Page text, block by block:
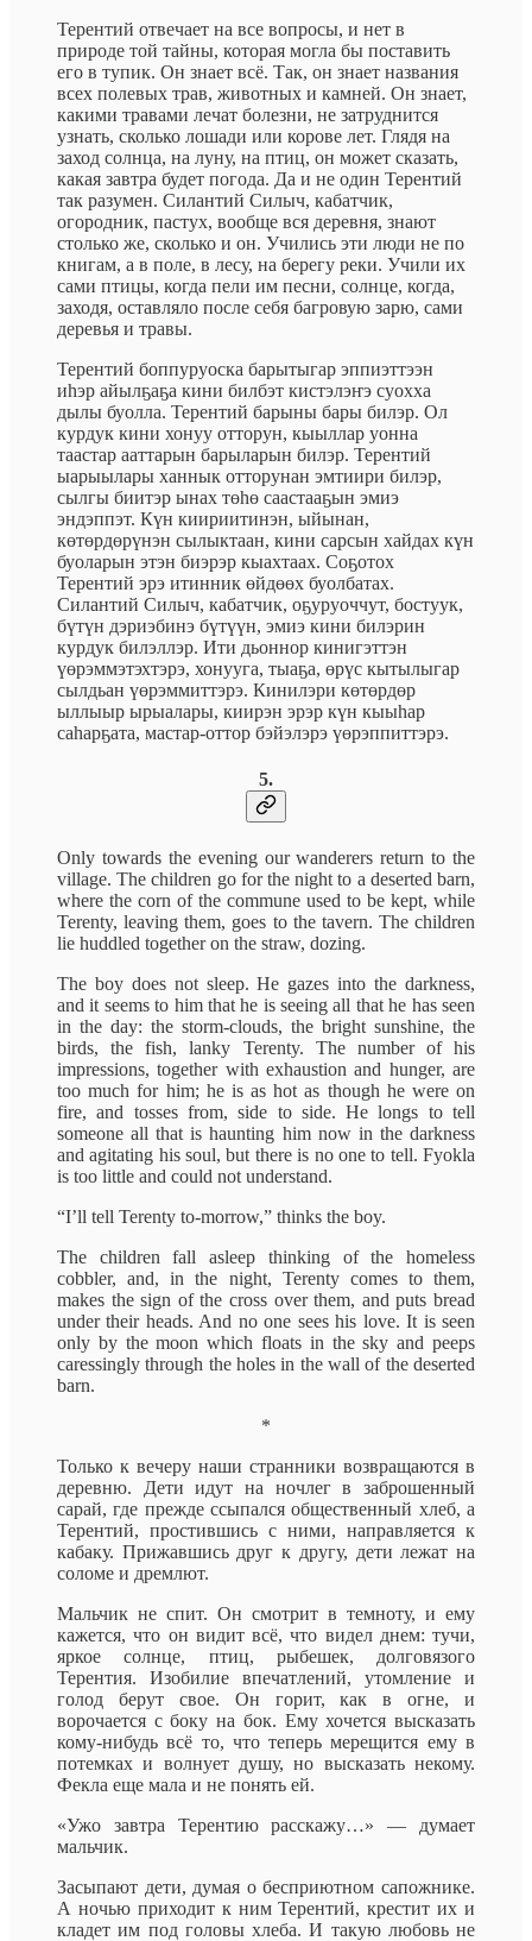
Терентий отвечает на все вопросы, и нет в
природе той тайны, которая могла бы поставить
его в тупик. Он знает всё. Так, он знает названия
всех полевых трав, животных и камней. Он знает,
какими травами лечат болезни, не затруднится
узнать, сколько лошади или корове лет. Глядя на
заход солнца, на луну, на птиц, он может сказать,
какая завтра будет погода. Да и не один Терентий
так разумен. Силантий Силыч, кабатчик,
огородник, пастух, вообще вся деревня, знают
столько же, сколько и он. Учились эти люди не по
книгам, а в поле, в лесу, на берегу реки. Учили их
сами птицы, когда пели им песни, солнце, когда,
заходя, оставляло после себя багровую зарю, сами
деревья и травы.
Терентий боппуруоска барытыгар эппиэттээн
иһэр айылҕаҕа кини билбэт кистэлэҥэ суохха
дылы буолла. Терентий барыны бары билэр. Ол
курдук кини хонуу отторун, кыыллар уонна
таастар ааттарын барыларын билэр. Терентий
ыарыылары ханнык отторунан эмтиири билэр,
сылгы биитэр ынах төһө саастааҕын эмиэ
эндэппэт. Күн киириитинэн, ыйынан,
көтөрдөрүнэн сылыктаан, кини сарсын хайдах күн
буоларын этэн биэрэр кыахтаах. Соҕотох
Терентий эрэ итинник өйдөөх буолбатах.
Силантий Силыч, кабатчик, оҕуруоччут, бостуук,
бүтүн дэриэбинэ бүтүүн, эмиэ кини билэрин
курдук билэллэр. Ити дьоннор кинигэттэн
үөрэммэтэхтэрэ, хонууга, тыаҕа, өрүс кытылыгар
сылдьан үөрэммиттэрэ. Кинилэри көтөрдөр
ыллыыр ырыалары, киирэн эрэр күн кыыһар
саһарҕата, мастар-оттор бэйэлэрэ үөрэппиттэрэ.
5.
Only towards the evening our wanderers return to the
village. The children go for the night to a deserted barn,
where the corn of the commune used to be kept, while
Terenty, leaving them, goes to the tavern. The children
lie huddled together on the straw, dozing.
The boy does not sleep. He gazes into the darkness,
and it seems to him that he is seeing all that he has seen
in the day: the storm-clouds, the bright sunshine, the
birds, the fish, lanky Terenty. The number of his
impressions, together with exhaustion and hunger, are
too much for him; he is as hot as though he were on
fire, and tosses from, side to side. He longs to tell
someone all that is haunting him now in the darkness
and agitating his soul, but there is no one to tell. Fyokla
is too little and could not understand.
“I’ll tell Terenty to-morrow,” thinks the boy.
The children fall asleep thinking of the homeless
cobbler, and, in the night, Terenty comes to them,
makes the sign of the cross over them, and puts bread
under their heads. And no one sees his love. It is seen
only by the moon which floats in the sky and peeps
caressingly through the holes in the wall of the deserted
barn.
*
Только к вечеру наши странники возвращаются в
деревню. Дети идут на ночлег в заброшенный
сарай, где прежде ссыпался общественный хлеб, а
Терентий, простившись с ними, направляется к
кабаку. Прижавшись друг к другу, дети лежат на
соломе и дремлют.
Мальчик не спит. Он смотрит в темноту, и ему
кажется, что он видит всё, что видел днем: тучи,
яркое солнце, птиц, рыбешек, долговязого
Терентия. Изобилие впечатлений, утомление и
голод берут свое. Он горит, как в огне, и
ворочается с боку на бок. Ему хочется высказать
кому-нибудь всё то, что теперь мерещится ему в
потемках и волнует душу, но высказать некому.
Фекла еще мала и не понять ей.
«Ужо завтра Терентию расскажу…» — думает
мальчик.
Засыпают дети, думая о бесприютном сапожнике.
А ночью приходит к ним Терентий, крестит их и
кладет им под головы хлеба. И такую любовь не